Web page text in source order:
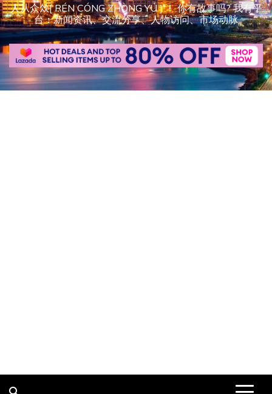
人从众𠈌[ RÉN CÓNG ZHÒNG YÚ ] ！ 你有故事吗? 我有平
台：新闻资讯、交流分享、人物访问、市场动脉